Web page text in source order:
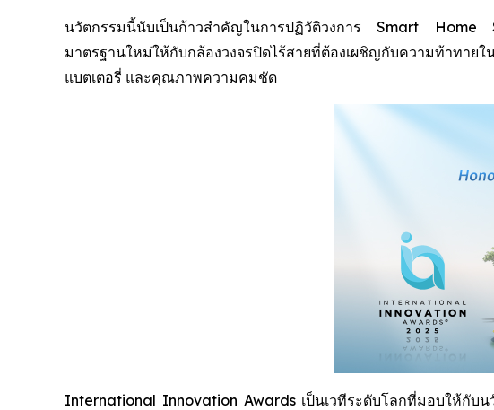
นวัตกรรมนี้นับเป็นก้าวสำคัญในการปฏิวัติวงการ Smart Home
มาตรฐานใหม่ให้กับกล้องวงจรปิดไร้สายที่ต้องเผชิญกับความท้าท
แบตเตอรี่ และคุณภาพความคมชัด
International Innovation Awards เป็นเวทีระดับโลกที่มอบให้กับ